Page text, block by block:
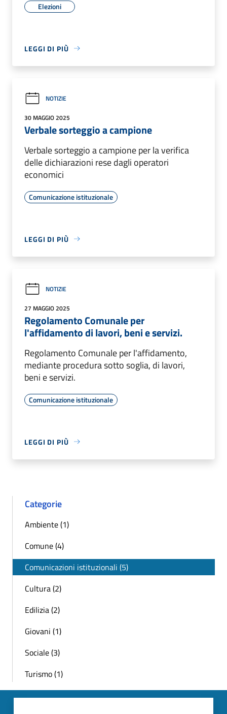
Elezioni
LEGGI DI PIÙ
NOTIZIE
30 MAGGIO 2025
Verbale sorteggio a campione
Verbale sorteggio a campione per la verifica
delle dichiarazioni rese dagli operatori
economici
Comunicazione istituzionale
LEGGI DI PIÙ
NOTIZIE
27 MAGGIO 2025
Regolamento Comunale per
l'affidamento di lavori, beni e servizi.
Regolamento Comunale per l'affidamento,
mediante procedura sotto soglia, di lavori,
beni e servizi.
Comunicazione istituzionale
LEGGI DI PIÙ
Categorie
Ambiente (1)
Comune (4)
Comunicazioni istituzionali (5)
Cultura (2)
Edilizia (2)
Giovani (1)
Sociale (3)
Turismo (1)